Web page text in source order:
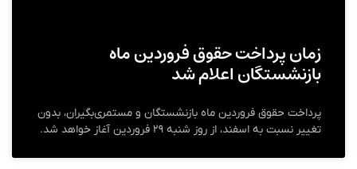
زمان پرداخت حقوق فروردین ماه
بازنشستگان اعلام شد
پرداخت حقوق فروردین ماه بازنشستگان و مستمری‌بگیران، بدون
تغییر نسبت به اسفند، از روز شنبه ۲۹ فروردین آغاز خواهد شد.